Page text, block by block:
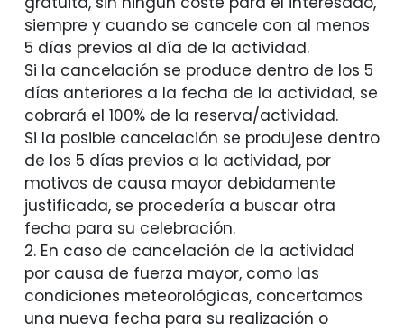
siempre y cuando se cancele con al menos
5 días previos al día de la actividad.
Si la cancelación se produce dentro de los 5
días anteriores a la fecha de la actividad, se
cobrará el 100% de la reserva/actividad.
Si la posible cancelación se produjese dentro
de los 5 días previos a la actividad, por
motivos de causa mayor debidamente
justificada, se procedería a buscar otra
fecha para su celebración.
2. En caso de cancelación de la actividad
por causa de fuerza mayor, como las
condiciones meteorológicas, concertamos
una nueva fecha para su realización o